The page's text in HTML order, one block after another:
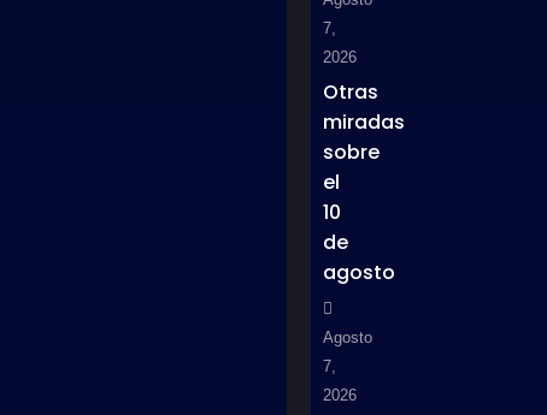
7,
2026
Otras
miradas
sobre
el
10
de
agosto
Agosto
7,
2026